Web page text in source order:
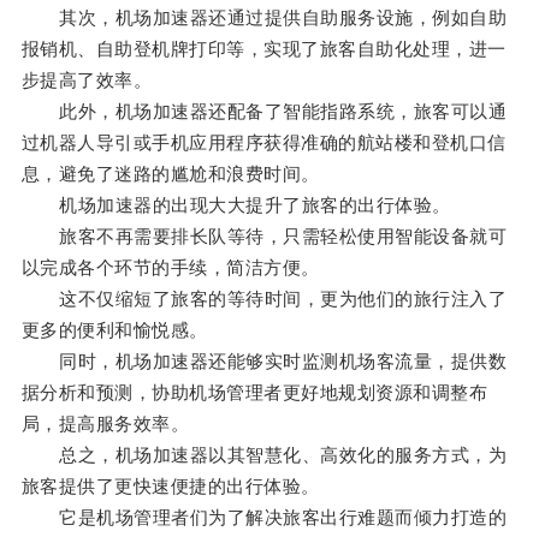
其次，机场加速器还通过提供自助服务设施，例如自助
报销机、自助登机牌打印等，实现了旅客自助化处理，进一
步提高了效率。
此外，机场加速器还配备了智能指路系统，旅客可以通
过机器人导引或手机应用程序获得准确的航站楼和登机口信
息，避免了迷路的尴尬和浪费时间。
机场加速器的出现大大提升了旅客的出行体验。
旅客不再需要排长队等待，只需轻松使用智能设备就可
以完成各个环节的手续，简洁方便。
这不仅缩短了旅客的等待时间，更为他们的旅行注入了
更多的便利和愉悦感。
同时，机场加速器还能够实时监测机场客流量，提供数
据分析和预测，协助机场管理者更好地规划资源和调整布
局，提高服务效率。
总之，机场加速器以其智慧化、高效化的服务方式，为
旅客提供了更快速便捷的出行体验。
它是机场管理者们为了解决旅客出行难题而倾力打造的